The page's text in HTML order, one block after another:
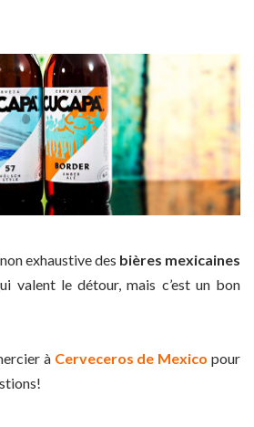
exhaustive des bières mexicaines
valent le détour, mais c’est un bon
à Cerveceros de Mexico pour